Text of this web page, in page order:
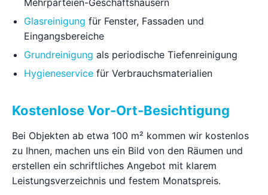
Mehrparteien-Geschäftshäusern
Glasreinigung für Fenster, Fassaden und
Eingangsbereiche
Grundreinigung als periodische Tiefenreinigung
Hygieneservice für Verbrauchsmaterialien
Kostenlose Vor-Ort-Besichtigung
Bei Objekten ab etwa 100 m² kommen wir kostenlos
zu Ihnen, machen uns ein Bild von den Räumen und
erstellen ein schriftliches Angebot mit klarem
Leistungsverzeichnis und festem Monatspreis.